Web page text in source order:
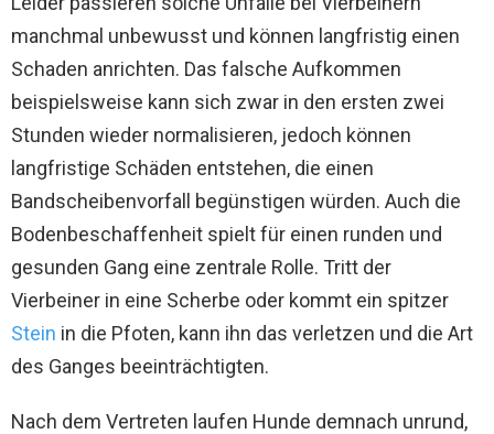
manchmal unbewusst und können langfristig einen
Schaden anrichten. Das falsche Aufkommen
beispielsweise kann sich zwar in den ersten zwei
Stunden wieder normalisieren, jedoch können
langfristige Schäden entstehen, die einen
Bandscheibenvorfall begünstigen würden. Auch die
Bodenbeschaffenheit spielt für einen runden und
gesunden Gang eine zentrale Rolle. Tritt der
Vierbeiner in eine Scherbe oder kommt ein spitzer
Stein in die Pfoten, kann ihn das verletzen und die Art
des Ganges beeinträchtigten.
Nach dem Vertreten laufen Hunde demnach unrund,